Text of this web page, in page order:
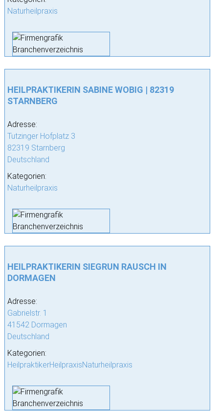
Naturheilpraxis
HEILPRAKTIKERIN SABINE WOBIG | 82319
STARNBERG
Adresse:
Tutzinger Hofplatz 3
82319 Starnberg
Deutschland
Kategorien:
Naturheilpraxis
HEILPRAKTIKERIN SIEGRUN RAUSCH IN
DORMAGEN
Adresse:
Gabrielstr. 1
41542 Dormagen
Deutschland
Kategorien:
HeilpraktikerHeilpraxisNaturheilpraxis